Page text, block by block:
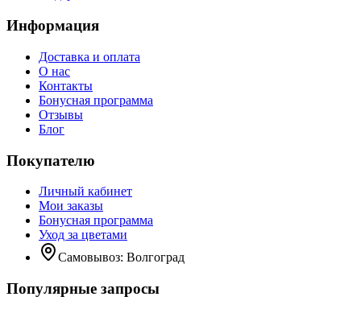
Информация
Доставка и оплата
О нас
Контакты
Бонусная программа
Отзывы
Блог
Покупателю
Личный кабинет
Мои заказы
Бонусная программа
Уход за цветами
Самовывоз: Волгоград
Популярные запросы